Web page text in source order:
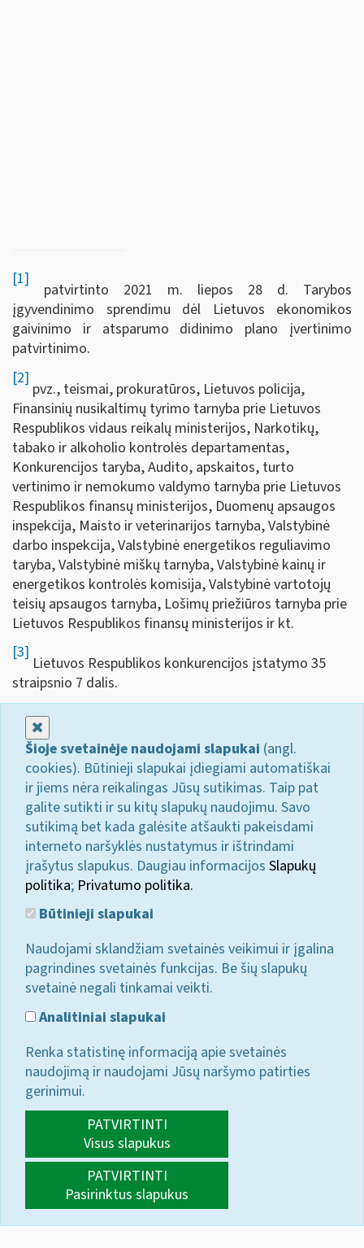
[1]
patvirtinto 2021 m. liepos 28 d. Tarybos
įgyvendinimo sprendimu dėl Lietuvos ekonomikos
gaivinimo ir atsparumo didinimo plano įvertinimo
patvirtinimo.
[2]
pvz., teismai, prokuratūros, Lietuvos policija,
Finansinių nusikaltimų tyrimo tarnyba prie Lietuvos
Respublikos vidaus reikalų ministerijos, Narkotikų,
tabako ir alkoholio kontrolės departamentas,
Konkurencijos taryba, Audito, apskaitos, turto
vertinimo ir nemokumo valdymo tarnyba prie Lietuvos
Respublikos finansų ministerijos, Duomenų apsaugos
inspekcija, Maisto ir veterinarijos tarnyba, Valstybinė
darbo inspekcija, Valstybinė energetikos reguliavimo
taryba, Valstybinė miškų tarnyba, Valstybinė kainų ir
energetikos kontrolės komisija, Valstybinė vartotojų
teisių apsaugos tarnyba, Lošimų priežiūros tarnyba prie
Lietuvos Respublikos finansų ministerijos ir kt.
[3]
Lietuvos Respublikos konkurencijos įstatymo 35
straipsnio 7 dalis.
Šioje svetainėje naudojami slapukai (angl.
cookies). Būtinieji slapukai įdiegiami automatiškai
ir jiems nėra reikalingas Jūsų sutikimas. Taip pat
galite sutikti ir su kitų slapukų naudojimu. Savo
sutikimą bet kada galėsite atšaukti pakeisdami
interneto naršyklės nustatymus ir ištrindami
įrašytus slapukus. Daugiau informacijos Slapukų
politika; Privatumo politika.
Būtinieji slapukai
Naudojami sklandžiam svetainės veikimui ir įgalina
pagrindines svetainės funkcijas. Be šių slapukų
svetainė negali tinkamai veikti.
Analitiniai slapukai
Renka statistinę informaciją apie svetainės
naudojimą ir naudojami Jūsų naršymo patirties
gerinimui.
PATVIRTINTI
Visus slapukus
PATVIRTINTI
Pasirinktus slapukus